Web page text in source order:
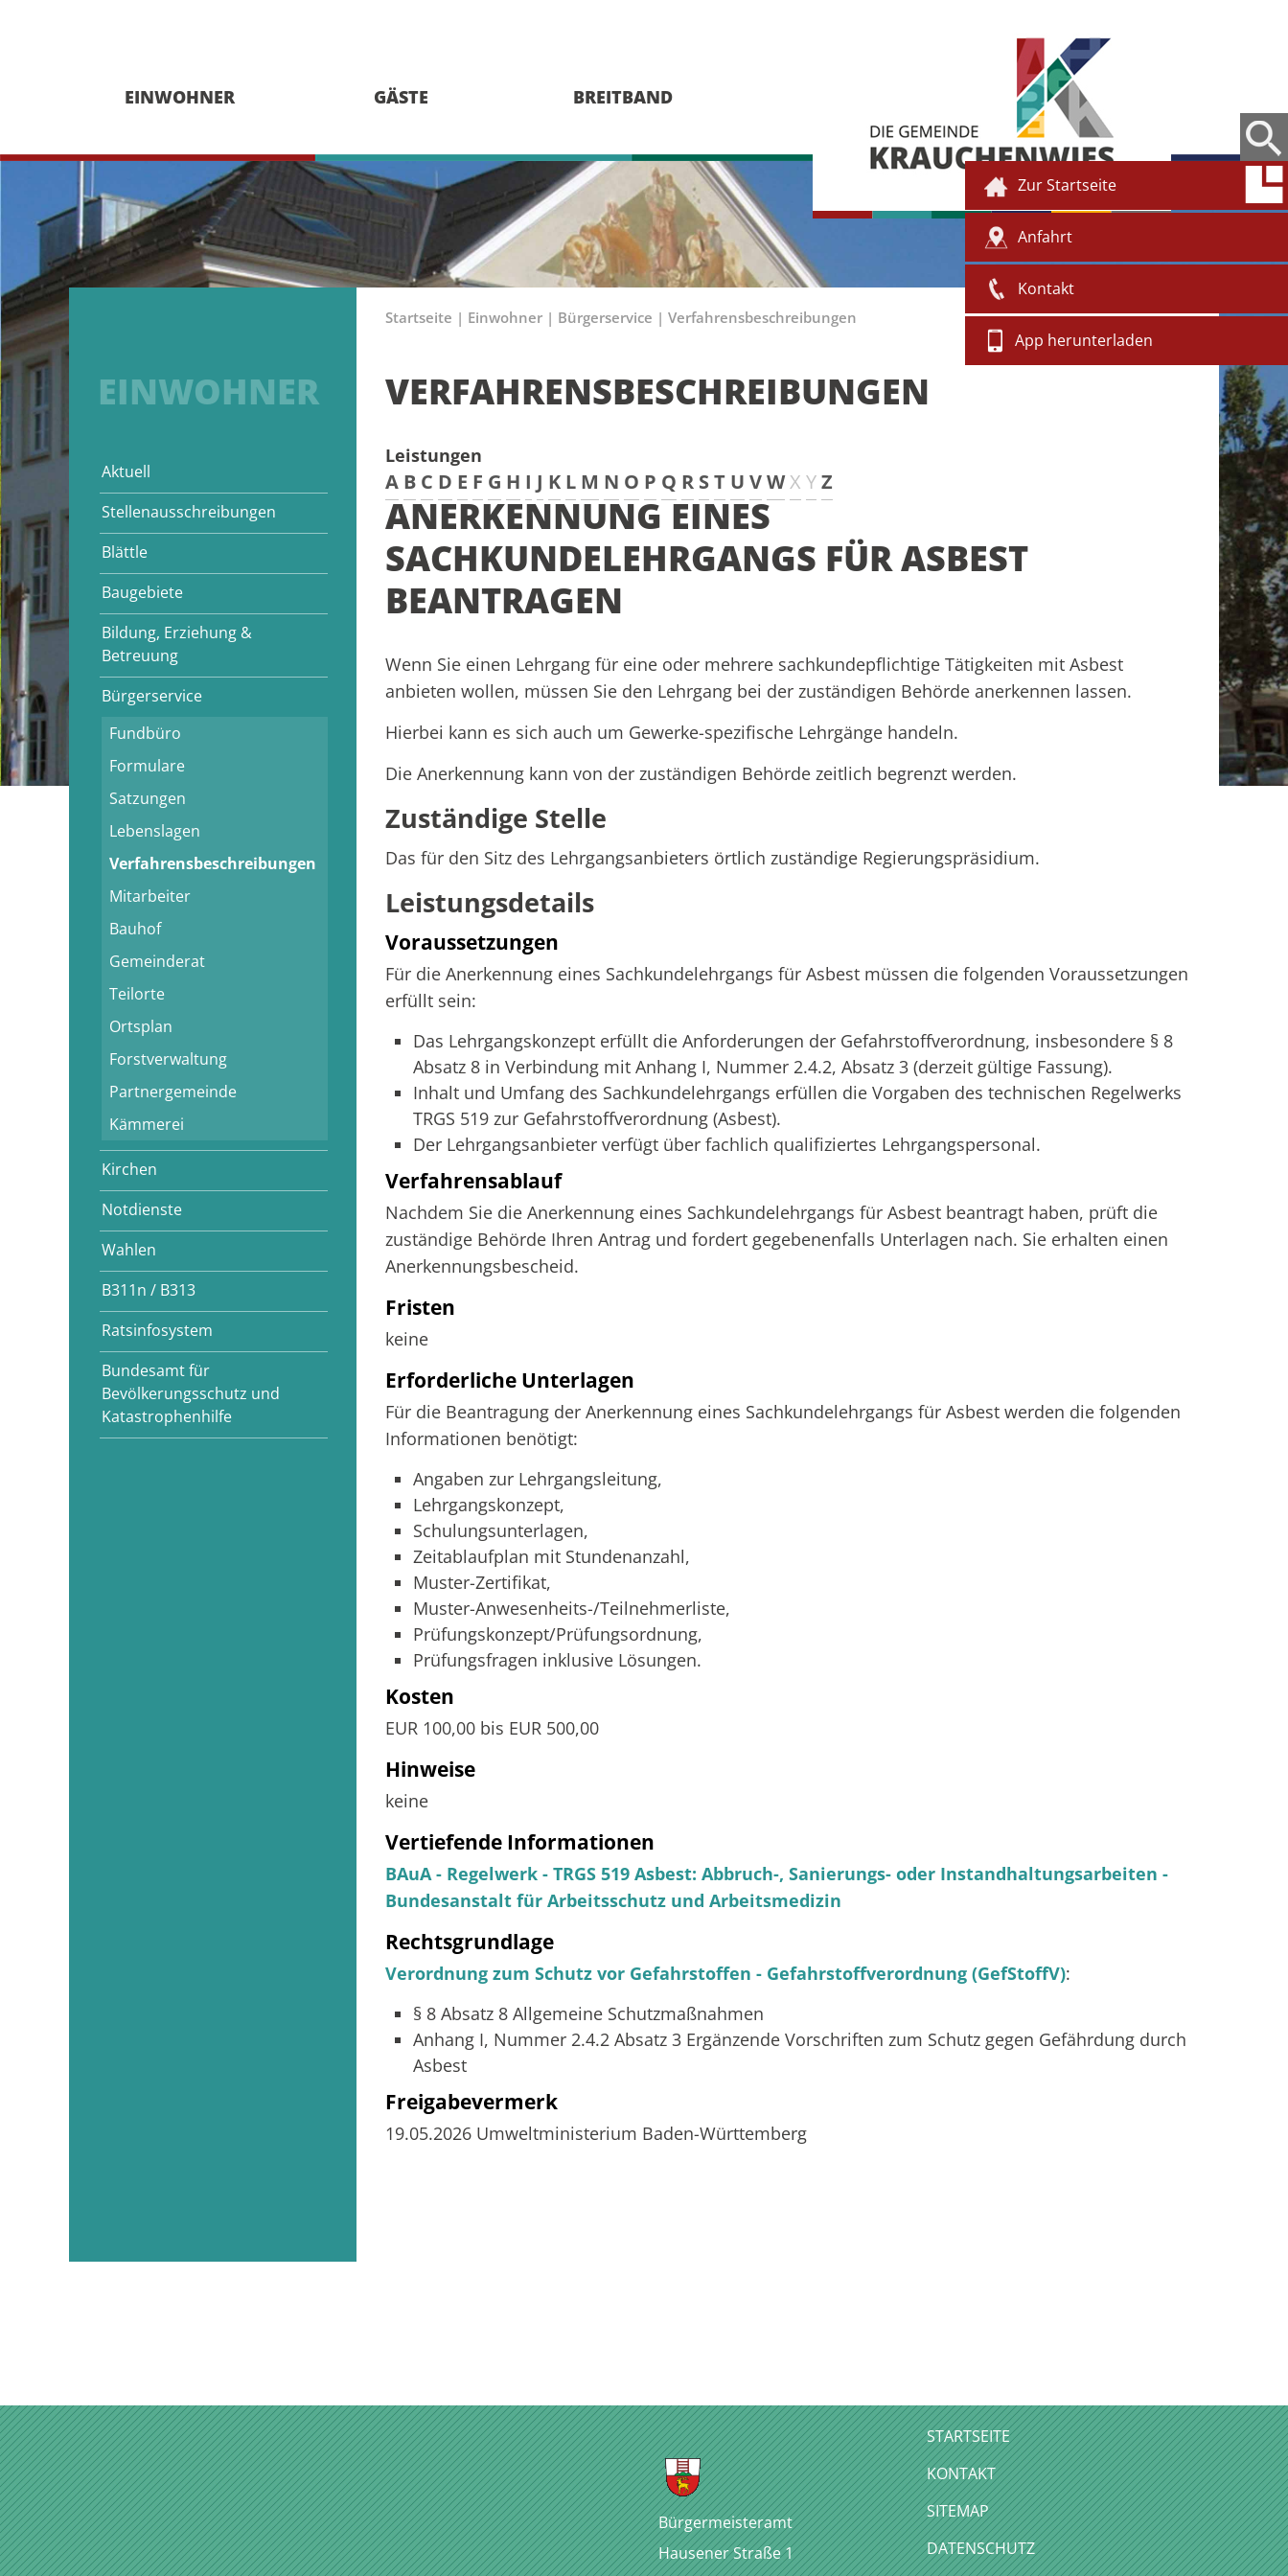
EINWOHNER GÄSTE BREITBAND
Zur Startseite
Anfahrt
Kontakt
App herunterladen
EINWOHNER
Aktuell
Stellenausschreibungen
Blättle
Baugebiete
Bildung, Erziehung &
Betreuung
Bürgerservice
Fundbüro
Formulare
Satzungen
Lebenslagen
Verfahrensbeschreibungen
Mitarbeiter
Bauhof
Gemeinderat
Teilorte
Ortsplan
Forstverwaltung
Partnergemeinde
Kämmerei
Kirchen
Notdienste
Wahlen
B311n / B313
Ratsinfosystem
Bundesamt für
Bevölkerungsschutz und
Katastrophenhilfe
Startseite | Einwohner | Bürgerservice | Verfahrensbeschreibungen
VERFAHRENSBESCHREIBUNGEN
Leistungen
A B C D E F G H I J K L M N O P Q R ST U VWX YZ
ANERKENNUNG EINES
SACHKUNDELEHRGANGS FÜR ASBEST
BEANTRAGEN
Wenn Sie einen Lehrgang für eine oder mehrere sachkundepflichtige Tätigkeiten mit Asbest
anbieten wollen, müssen Sie den Lehrgang bei der zuständigen Behörde anerkennen lassen.
Hierbei kann es sich auch um Gewerke-spezifische Lehrgänge handeln.
Die Anerkennung kann von der zuständigen Behörde zeitlich begrenzt werden.
Zuständige Stelle
Das für den Sitz des Lehrgangsanbieters örtlich zuständige Regierungspräsidium.
Leistungsdetails
Voraussetzungen
Für die Anerkennung eines Sachkundelehrgangs für Asbest müssen die folgenden Voraussetzungen
erfüllt sein:
Das Lehrgangskonzept erfüllt die Anforderungen der Gefahrstoffverordnung, insbesondere § 8
Absatz 8 in Verbindung mit Anhang I, Nummer 2.4.2, Absatz 3 (derzeit gültige Fassung).
Inhalt und Umfang des Sachkundelehrgangs erfüllen die Vorgaben des technischen Regelwerks
TRGS 519 zur Gefahrstoffverordnung (Asbest).
Der Lehrgangsanbieter verfügt über fachlich qualifiziertes Lehrgangspersonal.
Verfahrensablauf
Nachdem Sie die Anerkennung eines Sachkundelehrgangs für Asbest beantragt haben, prüft die
zuständige Behörde Ihren Antrag und fordert gegebenenfalls Unterlagen nach. Sie erhalten einen
Anerkennungsbescheid.
Fristen
keine
Erforderliche Unterlagen
Für die Beantragung der Anerkennung eines Sachkundelehrgangs für Asbest werden die folgenden
Informationen benötigt:
Angaben zur Lehrgangsleitung,
Lehrgangskonzept,
Schulungsunterlagen,
Zeitablaufplan mit Stundenanzahl,
Muster-Zertifikat,
Muster-Anwesenheits-/Teilnehmerliste,
Prüfungskonzept/Prüfungsordnung,
Prüfungsfragen inklusive Lösungen.
Kosten
EUR 100,00 bis EUR 500,00
Hinweise
keine
Vertiefende Informationen
BAuA - Regelwerk - TRGS 519 Asbest: Abbruch-, Sanierungs- oder Instandhaltungsarbeiten -
Bundesanstalt für Arbeitsschutz und Arbeitsmedizin
Rechtsgrundlage
Verordnung zum Schutz vor Gefahrstoffen - Gefahrstoffverordnung (GefStoffV):
§ 8 Absatz 8 Allgemeine Schutzmaßnahmen
Anhang I, Nummer 2.4.2 Absatz 3 Ergänzende Vorschriften zum Schutz gegen Gefährdung durch
Asbest
Freigabevermerk
19.05.2026 Umweltministerium Baden-Württemberg
Bürgermeisteramt
Hausener Straße 1
STARTSEITE
KONTAKT
SITEMAP
DATENSCHUTZ